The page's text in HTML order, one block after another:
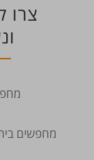
צרו
מחפשים